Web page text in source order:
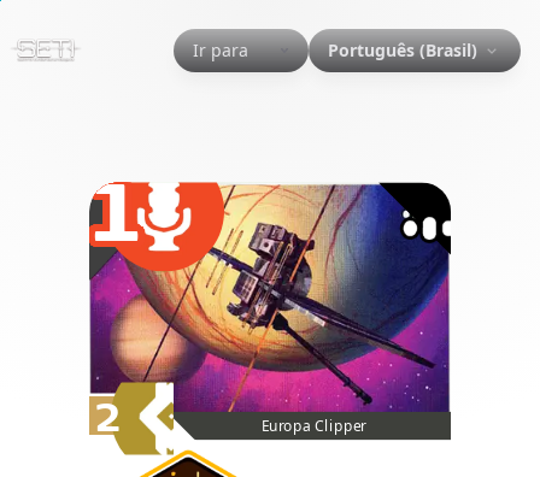
Ir para Português (Brasil)
1
Europa Clipper
2